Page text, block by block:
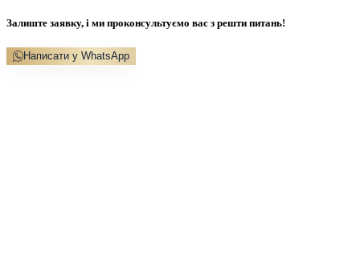
Залиште заявку, і ми проконсультуємо вас з решти питань!
Написати у WhatsApp